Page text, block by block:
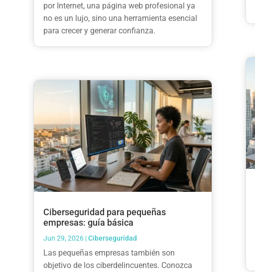
por Internet, una página web profesional ya
no es un lujo, sino una herramienta esencial
para crecer y generar confianza.
Ciberseguridad para pequeñas
empresas: guía básica
Jun 29, 2026 |Ciberseguridad
Las pequeñas empresas también son
objetivo de los ciberdelincuentes. Conozca